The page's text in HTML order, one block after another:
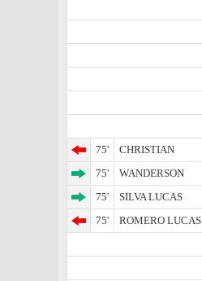
75'
CHRISTIAN
75'
WANDERSON
75'
SILVA LUCAS
75'
ROMERO LUCAS